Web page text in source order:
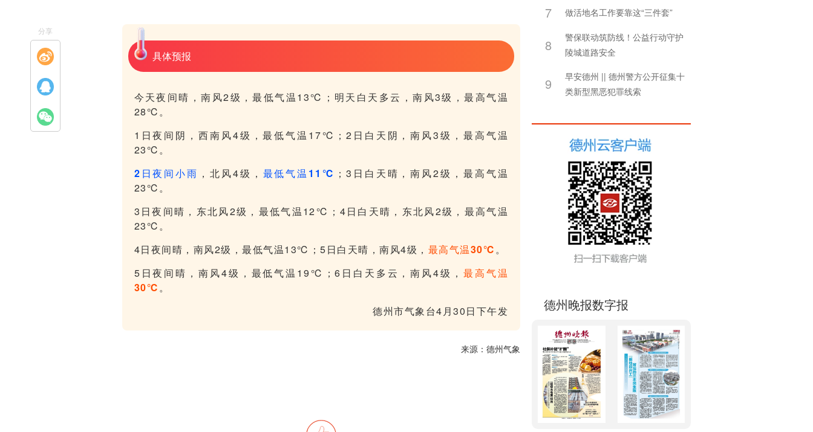
具体预报
今天夜间晴，南风2级，最低气温13℃；明天白天多云，南风3级，最高气温
28℃。
1日夜间阴，西南风4级，最低气温17℃；2日白天阴，南风3级，最高气温
23℃。
2日夜间小雨 ，北风4级， 最低气温11℃ ；3日白天晴，南风2级，最高气温
23℃。
3日夜间晴，东北风2级，最低气温12℃；4日白天晴，东北风2级，最高气温
23℃。
4日夜间晴，南风2级，最低气温13℃；5日白天晴，南风4级， 最高气温30℃。
5日夜间晴，南风4级，最低气温19℃；6日白天多云，南风4级， 最高气温
30℃。
德州市气象台4月30日下午发
来源：德州气象
分享
7 做活地名工作要靠这“三件套”
8
警保联动筑防线！公益行动守护
陵城道路安全
9
早安德州 || 德州警方公开征集十
类新型黑恶犯罪线索
德州晚报数字报